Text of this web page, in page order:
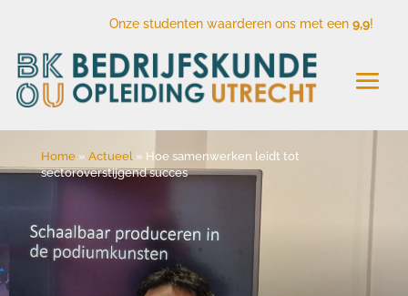
Onze studenten waarderen ons met een9,9!
Home» Actueel» Hoe samenwerken leidt tot
sectoroverstijgend succes